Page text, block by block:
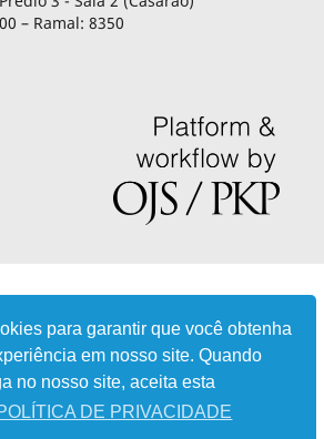
para garantir que você obtenha
em nosso site. Quando
no nosso site, aceita esta
DE PRIVACIDADE
– Ramal: 8350